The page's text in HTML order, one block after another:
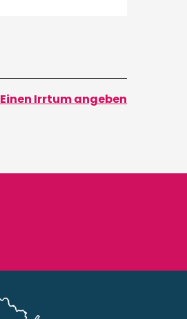
Einen Irrtum angeben